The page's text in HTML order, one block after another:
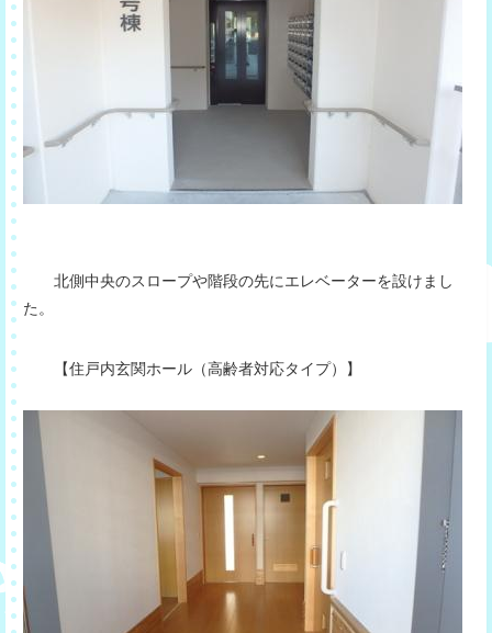
北側中央のスロープや階段の先にエレベーターを設けまし
た。
【住戸内玄関ホール（高齢者対応タイプ）】